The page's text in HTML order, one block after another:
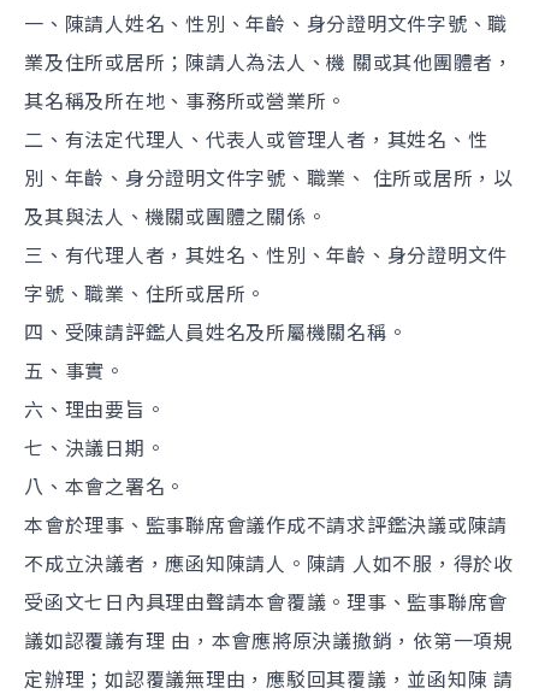
一、陳請人姓名、性別、年齡、身分證明文件字號、職
業及住所或居所；陳請人為法人、機 關或其他團體者，
其名稱及所在地、事務所或營業所。
二、有法定代理人、代表人或管理人者，其姓名、性
別、年齡、身分證明文件字號、職業、 住所或居所，以
及其與法人、機關或團體之關係。
三、有代理人者，其姓名、性別、年齡、身分證明文件
字號、職業、住所或居所。
四、受陳請評鑑人員姓名及所屬機關名稱。
五、事實。
六、理由要旨。
七、決議日期。
八、本會之署名。
本會於理事、監事聯席會議作成不請求評鑑決議或陳請
不成立決議者，應函知陳請人。陳請 人如不服，得於收
受函文七日內具理由聲請本會覆議。理事、監事聯席會
議如認覆議有理 由，本會應將原決議撤銷，依第一項規
定辦理；如認覆議無理由，應駁回其覆議，並函知陳 請